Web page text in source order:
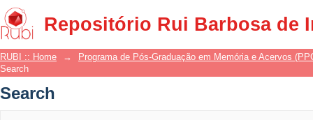
Repositório Rui Barbosa de
Search
RUBI :: Home →
Programa de Pós-Graduação em Memória e Acervos
Search
Search